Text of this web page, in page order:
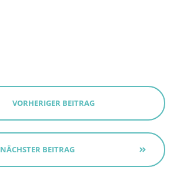
VORHERIGER BEITRAG
NÄCHSTER BEITRAG